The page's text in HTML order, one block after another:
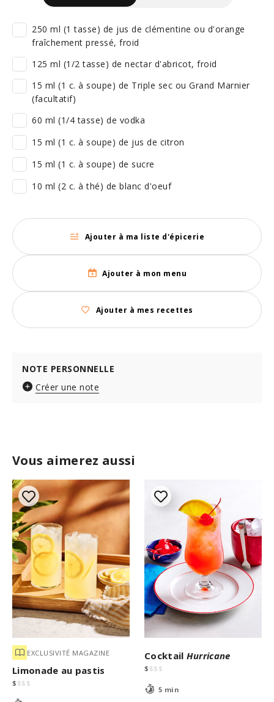
Vous aimerez aussi
EXCLUSIVITÉ MAGAZINE
Limonade au pastis
$ $$ $
Cocktail Hurricane
$ $$ $
5 min
250 ml (1 tasse) de jus de clémentine ou d'orange
fraîchement pressé, froid
125 ml (1/2 tasse) de nectar d'abricot, froid
15 ml (1 c. à soupe) de Triple sec ou Grand Marnier
(facultatif)
60 ml (1/4 tasse) de vodka
15 ml (1 c. à soupe) de jus de citron
15 ml (1 c. à soupe) de sucre
10 ml (2 c. à thé) de blanc d'oeuf
Ajouter à ma liste d'épicerie
Ajouter à mon menu
Ajouter à mes recettes
NOTE PERSONNELLE
Créer une note